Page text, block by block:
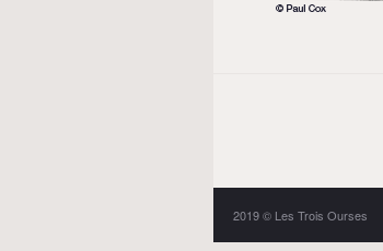
2019 © Les Trois Ourses